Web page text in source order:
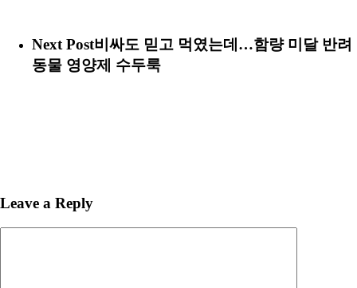
Next Post비싸도 믿고 먹였는데…함량 미달 반려
동물 영양제 수두룩
Leave a Reply